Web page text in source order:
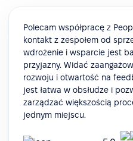
Polecam współpracę z
kontakt z zespołem od
wdrożenie i wsparcie jest
przyjazny. Widać
rozwoju i otwartość na
jest łatwa w obsłudze i
zarządzać większością
jednym miejscu.